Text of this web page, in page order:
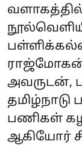
அவருடன்,
தமிழ்நாடு
பணிகள்
ஆகியோர்